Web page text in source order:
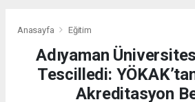
Anasayfa Eğitim
Adıyaman
Tescilledi:
Akreditasyon